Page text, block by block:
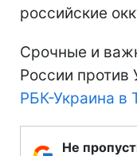
российские
Срочные и
России против
РБК-Украина в
Не